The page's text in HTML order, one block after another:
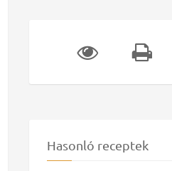
Hasonló receptek